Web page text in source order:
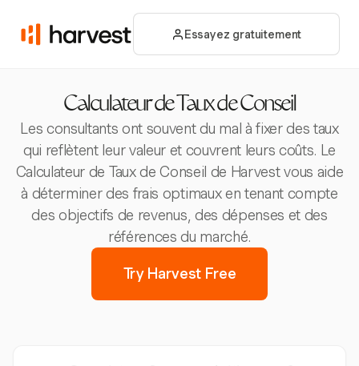
Essayez gratuitement
Calculateur de Taux de Conseil
Les consultants ont souvent du mal à fixer des taux
qui reflètent leur valeur et couvrent leurs coûts. Le
Calculateur de Taux de Conseil de Harvest vous aide
à déterminer des frais optimaux en tenant compte
des objectifs de revenus, des dépenses et des
références du marché.
Try Harvest Free